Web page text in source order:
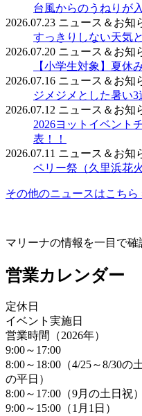
台風からのうねりが
2026.07.23 ニュース＆お知
すっきりしない天気
2026.07.20 ニュース＆お知
【小学生対象】夏休
2026.07.16 ニュース＆お知
ジメジメとした暑い3
2026.07.12 ニュース＆お知
2026ヨットイベント
表！！
2026.07.11 ニュース＆お知
ペリー祭（久里浜花
その他のニュースはこちら
マリーナの情報を一目で確
営業カレンダー
定休日
イベント実施日
営業時間（2026年）
9:00～17:00
8:00～18:00（4/25～8/30の
の平日）
8:00～17:00（9月の土日祝）
9:00～15:00（1月1日）